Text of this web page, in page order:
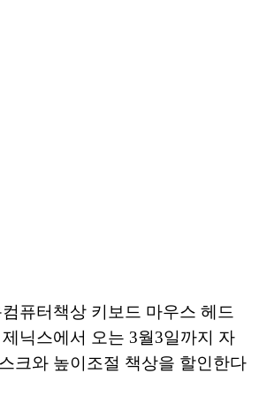
퓨터책상 키보드 마우스 헤드
닉스에서 오는 3월3일까지 자
크와 높이조절 책상을 할인한다